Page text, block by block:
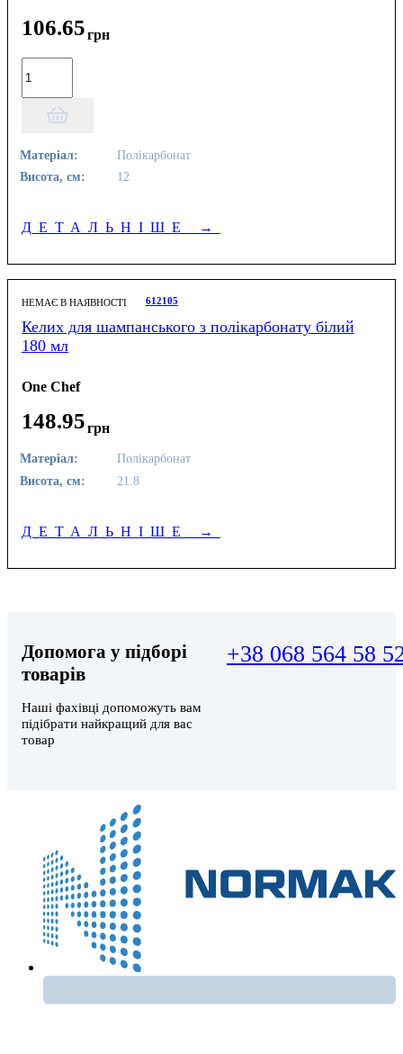
106.65грн
Матеріал:
Полікарбонат
Висота, см:
12
ДЕТАЛЬНІШЕ →
НЕМАЄ В НАЯВНОСТІ 612105
Келих для шампанського з полікарбонату білий
180 мл
One Chef
148.95грн
Матеріал:
Полікарбонат
Висота, см:
21.8
ДЕТАЛЬНІШЕ →
Допомога у підборі
товарів
Наші фахівці допоможуть вам
підібрати найкращий для вас
товар
+38 068 564 58